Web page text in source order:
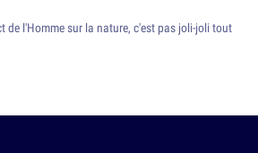
de l'Homme sur la nature, c'est pas joli-joli tout